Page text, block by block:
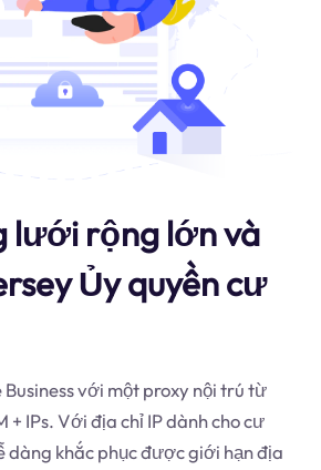
lưới rộng lớn và
Ủy quyền cư
Business với một proxy nội trú từ
+ IPs. Với địa chỉ IP dành cho cư
dàng khắc phục được giới hạn địa